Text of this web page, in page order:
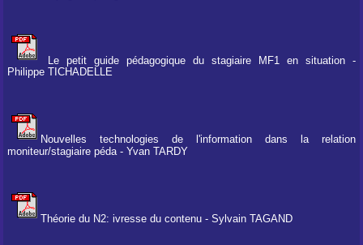
Le petit guide pédagogique du stagiaire MF1 en situation -
Philippe TICHADELLE
Nouvelles technologies de l'information dans la relation
moniteur/stagiaire péda - Yvan TARDY
Théorie du N2: ivresse du contenu - Sylvain TAGAND